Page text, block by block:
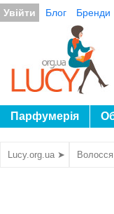
Увійти Блог Бренди
Парфумерія
Lucy.org.ua ➤